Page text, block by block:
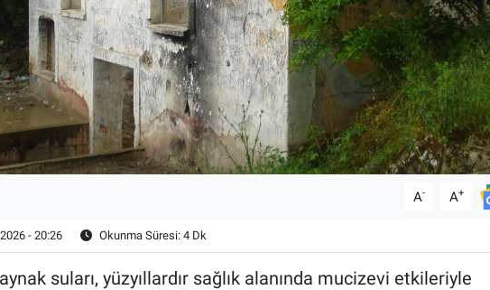
A- A+
- 20:26 Okunma Süresi: 4 Dk
suları, yüzyıllardır sağlık alanında mucizevi etkileriyle